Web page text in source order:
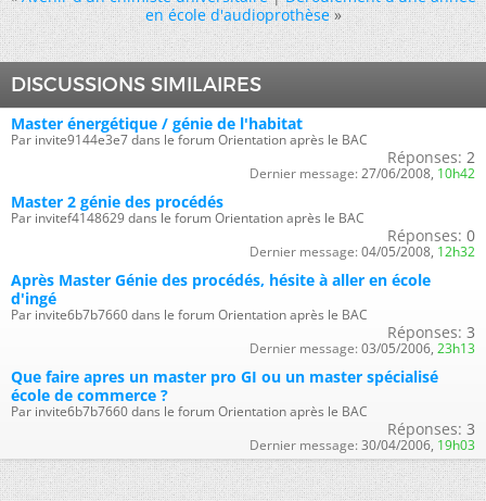
en école d'audioprothèse »
DISCUSSIONS SIMILAIRES
Master énergétique / génie de l'habitat
Par invite9144e3e7 dans le forum Orientation après le BAC
Réponses: 2
Dernier message: 27/06/2008, 10h42
Master 2 génie des procédés
Par invitef4148629 dans le forum Orientation après le BAC
Réponses: 0
Dernier message: 04/05/2008, 12h32
Après Master Génie des procédés, hésite à aller en école
d'ingé
Par invite6b7b7660 dans le forum Orientation après le BAC
Réponses: 3
Dernier message: 03/05/2006, 23h13
Que faire apres un master pro GI ou un master spécialisé
école de commerce ?
Par invite6b7b7660 dans le forum Orientation après le BAC
Réponses: 3
Dernier message: 30/04/2006, 19h03